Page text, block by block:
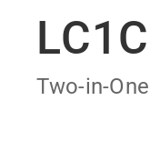
LC1C
Two-in-